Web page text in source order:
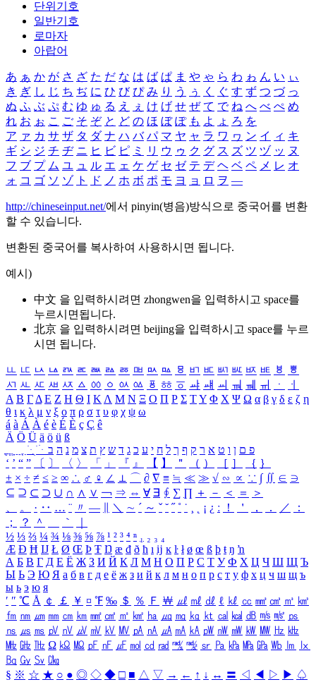
단위기호
일반기호
로마자
아랍어
あ ぁ か が さ ざ た だ な は ば ぱ ま や ゃ ら わ ゎ ん い ぃ
き ぎ し じ ち ぢ に ひ び ぴ み り う ぅ く ぐ す ず つ づ っ
ぬ ふ ぶ ぷ む ゆ ゅ る え ぇ け げ せ ぜ て で ね へ べ ぺ め
れ お ぉ こ ご そ ぞ と ど の ほ ぼ ぽ も よ ょ ろ を
ア ァ カ サ ザ タ ダ ナ ハ バ パ マ ヤ ャ ラ ワ ヮ ン イ ィ キ
ギ シ ジ チ ヂ ニ ヒ ビ ピ ミ リ ウ ゥ ク グ ス ズ ツ ヅ ッ ヌ
フ ブ プ ム ユ ュ ル エ ェ ケ ゲ セ ゼ テ デ ヘ ベ ペ メ レ オ
ォ コ ゴ ソ ゾ ト ド ノ ホ ボ ポ モ ヨ ョ ロ ヲ ―
http://chineseinput.net/에서 pinyin(병음)방식으로 중국어를 변환
할 수 있습니다.
변환된 중국어를 복사하여 사용하시면 됩니다.
예시)
中文 을 입력하시려면 zhongwen을 입력하시고 space를
누르시면됩니다.
北京 을 입력하시려면 beijing을 입력하시고 space를 누르
시면 됩니다.
ㅥ ㅦ ㅧ ㅨ ㅩ ㅪ ㅫ ㅬ ㅭ ㅮ ㅯ ㅰ ㅱ ㅲ ㅳ ㅴ ㅵ ㅶ ㅷ ㅸ
ㅹ
ㅺ ㅻ ㅼ ㅽ ㅾ ㅿ ㆀ ㆁ ㆂ ㆃ ㆄ ㆅ ㆆ ㆇ ㆈ ㆉ ㆊ ㆋ ㆌ ㆍ
ㆎ
Α Β ΓΔ Ε Ζ Η Θ Ι ΚΛ Μ Ν Ξ Ο Π Ρ Σ ΤΥ Φ Χ Ψ Ω α β γ δ ε ζ η
θ ι κ λ μ ν ξ ο π ρ σ τ υ φ χ ψ ω
á à Á À é è É È ç Ç ê
Ä Ö Ü ä ö ü ß
ִֶֹ ֻּ ׁׂ פ ם ן ו ט א ר ק ף ך ל ח י ע כ ג ד ש ץ ת צ מ נ ה ב
‘ ’ “ ” 〔 〕 〈 〉 「 」 『 』 【 】 ＂ （ ） ［ ］ ｛ ｝
± × ÷ ≠ ≤ ≥ ∞ ∴ ♂ ♀ ∠ ⊥ ⌒ ∂ ∇ ≡ ≒ ≪ ≫ √ ∽ ∝ ∵ ∫ ∬ ∈ ∋
⊆ ⊇ ⊂ ⊃ ∪ ∩ ∧ ∨ ￢ ⇒ ⇔ ∀ ∃ ∮ ∑ ∏ ＋ － ＜ ＝
＞
、
。 · ‥ … ¨ 〃 ― ＼ ∼ ´ ～ ˇ ˘ ˝ ˚ ˙ ¸ ¡ ¿ ː ！ ＇ ， ． ／
：
；
？ ＾ ｀
½ ⅓ ⅔ ¼ ¾ ⅛ ⅜ ⅝ ⅞ ¹ ² ³ ⁴ ⁿ ₁ ₂ ₃ ₄
Æ Ð Ħ Ĳ Ł Ø Œ Þ Ŧ Ŋ æ đ ð ħ ı ĳ ĸ ŀ ł ø œ ß þ ŧ ŋ ŉ
А Б В Г Д Е Ё Ж З И Й К Л М Н О П Р С Т У Ф Х Ц Ч Ш Щ Ъ
Ы Ь Э Ю Я а б в г д е ё ж з и й к л м н о п р с т у ф х ц ч ш щ ъ
ы ь э ю я
′ ″ ℃ Å ￠ ￡ ￥ ¤ ℉ ‰ ＄ ％ Ｆ ￦ ㎕ ㎖ ㎗ ℓ ㎘ ㏄ ㎣ ㎤ ㎥ ㎦
㎙ ㎚ ㎛ ㎜ ㎝ ㎞ ㎟ ㎠ ㎡ ㎢ ㏊ ㎍ ㎎ ㎏ ㏏ ㎈ ㎉ ㏈ ㎧ ㎨ ㎰
㎱ ㎲ ㎳ ㎴ ㎵ ㎶ ㎷ ㎸ ㎹ ㎀ ㎁ ㎂ ㎃ ㎄ ㎺ ㎻ ㎽ ㎾ ㎿ ㎐ ㎑
㎒ ㎓ ㎔ Ω ㏀ ㏁ ㎊ ㎋ ㎌ ㏖ ㏅ ㎭ ㎮ ㎯ ㏛ ㎩ ㎪ ㎫ ㎬ ㏝ ㏐
㏓
㏃ ㏉ ㏜ ㏆
§ ※ ☆ ★ ○ ● ◎ ◇ ◆ □ ■ △ ▽ → ← ↑ ↓ ↔ 〓 ◁ ◀ ▷ ▶ ♤